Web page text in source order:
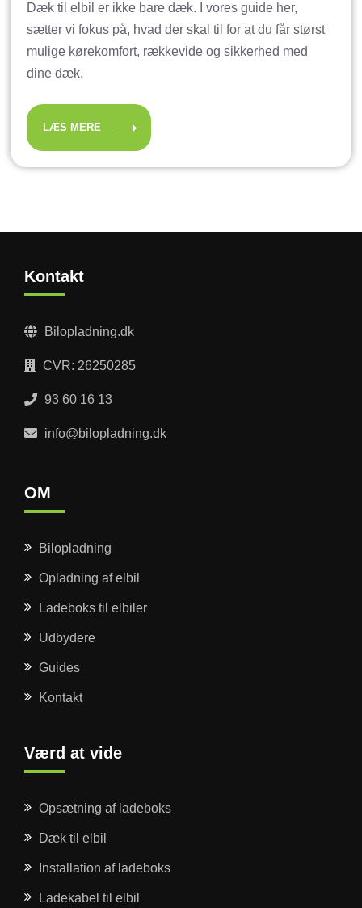
Dæk til elbil er ikke bare dæk. I vores guide her,
sætter vi fokus på, hvad der skal til for at du får størst
mulige kørekomfort, rækkevide og sikkerhed med
dine dæk.
LÆS MERE
Kontakt
Bilopladning.dk
CVR: 26250285
93 60 16 13
info@bilopladning.dk
OM
Bilopladning
Opladning af elbil
Ladeboks til elbiler
Udbydere
Guides
Kontakt
Værd at vide
Opsætning af ladeboks
Dæk til elbil
Installation af ladeboks
Ladekabel til elbil